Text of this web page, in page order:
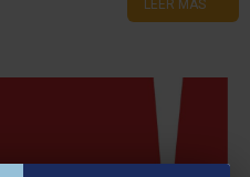
por el CECaP